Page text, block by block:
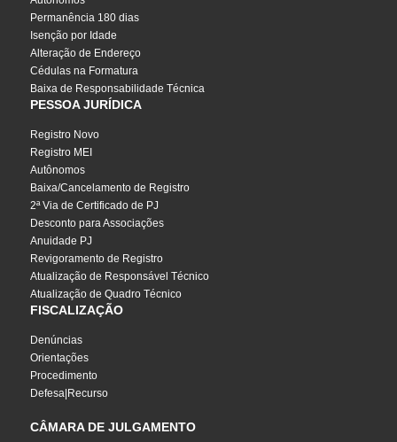
Permanência 180 dias
Isenção por Idade
Alteração de Endereço
Cédulas na Formatura
Baixa de Responsabilidade Técnica
PESSOA JURÍDICA
Registro Novo
Registro MEI
Autônomos
Baixa/Cancelamento de Registro
2ª Via de Certificado de PJ
Desconto para Associações
Anuidade PJ
Revigoramento de Registro
Atualização de Responsável Técnico
Atualização de Quadro Técnico
FISCALIZAÇÃO
Denúncias
Orientações
Procedimento
Defesa|Recurso
CÂMARA DE JULGAMENTO